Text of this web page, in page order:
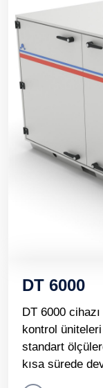
DT 6000
DT 6000
kontrol
standart
kısa sürede